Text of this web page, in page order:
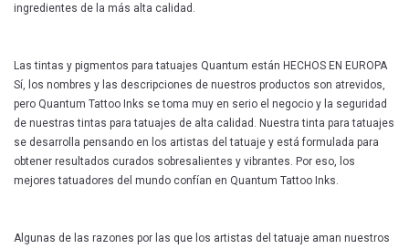
ingredientes de la más alta calidad.
Las tintas y pigmentos para tatuajes Quantum están HECHOS EN EUROPA
Sí, los nombres y las descripciones de nuestros productos son atrevidos,
pero Quantum Tattoo Inks se toma muy en serio el negocio y la seguridad
de nuestras tintas para tatuajes de alta calidad. Nuestra tinta para tatuajes
se desarrolla pensando en los artistas del tatuaje y está formulada para
obtener resultados curados sobresalientes y vibrantes. Por eso, los
mejores tatuadores del mundo confían en Quantum Tattoo Inks.
Algunas de las razones por las que los artistas del tatuaje aman nuestros